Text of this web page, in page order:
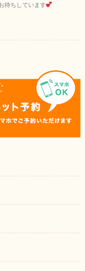
待ちしています